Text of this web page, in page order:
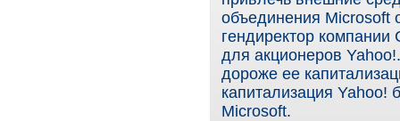
объединения
гендиректор
для акционеров
дороже ее
капитализация
Microsoft.